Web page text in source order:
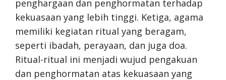
penghargaan dan penghormatan terhadap
kekuasaan yang lebih tinggi. Ketiga, agama
memiliki kegiatan ritual yang beragam,
seperti ibadah, perayaan, dan juga doa.
Ritual-ritual ini menjadi wujud pengakuan
dan penghormatan atas kekuasaan yang